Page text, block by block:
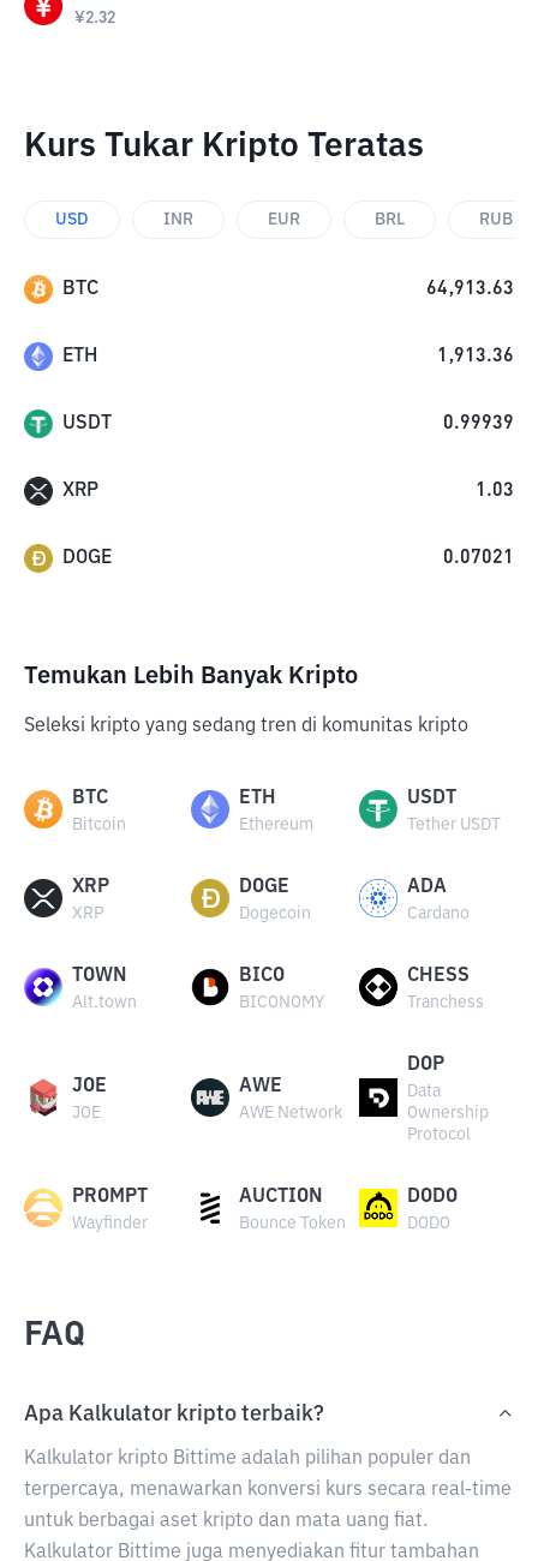
¥2.32
Kurs Tukar Kripto Teratas
USD INR EUR BRL RUB
BTC 64,913.63
ETH 1,913.36
USDT 0.99939
XRP 1.03
DOGE 0.07021
Temukan Lebih Banyak Kripto
Seleksi kripto yang sedang tren di komunitas kripto
BTC
Bitcoin
ETH
Ethereum
USDT
Tether USDT
XRP
XRP
DOGE
Dogecoin
ADA
Cardano
TOWN
Alt.town
BICO
BICONOMY
CHESS
Tranchess
JOE
JOE
AWE
AWE Network
DOP
Data
Ownership
Protocol
PROMPT
Wayfinder
AUCTION
Bounce Token
DODO
DODO
FAQ
Apa Kalkulator kripto terbaik?
Kalkulator kripto Bittime adalah pilihan populer dan
terpercaya, menawarkan konversi kurs secara real-time
untuk berbagai aset kripto dan mata uang fiat.
Kalkulator Bittime juga menyediakan fitur tambahan